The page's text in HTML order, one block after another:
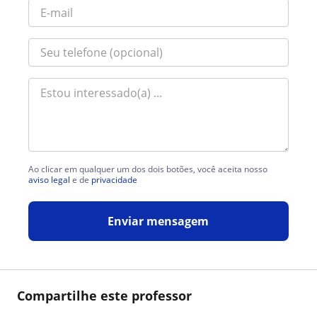
Compartilhe este professor
Ao clicar em qualquer um dos dois botões, você aceita nosso
aviso legal e de privacidade
Enviar mensagem